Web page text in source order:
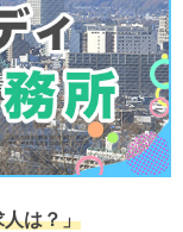
人は？」